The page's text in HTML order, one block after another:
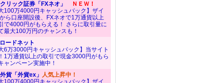
リック証券「FXネオ」
ＮＥＷ！
100万4000円キャッシュバック】ザイ
ら口座開設後、FXネオで1万通貨以上
で4000円がもらえる！ さらに取引量に
最大100万円のチャンスも！
ードネット
6万3000円キャッシュバック】当サイト
1万通貨以上の取引で現金3000円がもら
ャンペーン実施中！
貨「外貨ex」 人気上昇中！
100万4000円キャッシュバック】ザイ